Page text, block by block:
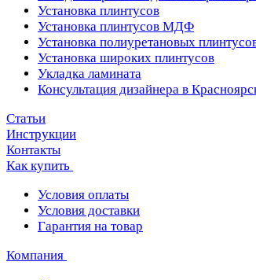
Установка плинтусов
Установка плинтусов МДФ
Установка полиуретановых
Установка широких плинтусов
Укладка ламината
Консультация дизайнера в
Статьи
Инструкции
Контакты
Как купить
Условия оплаты
Условия доставки
Гарантия на товар
Компания